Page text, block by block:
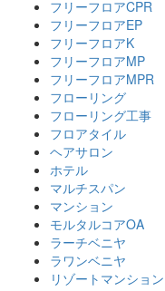
フリーフロアCPR
フリーフロアEP
フリーフロアK
フリーフロアMP
フリーフロアMPR
フローリング
フローリング工事
フロアタイル
ヘアサロン
ホテル
マルチスパン
マンション
モルタルコアOA
ラーチベニヤ
ラワンベニヤ
リゾートマンション